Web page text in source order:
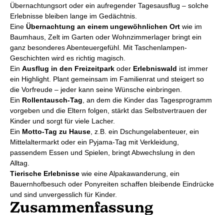
Übernachtungsort oder ein aufregender Tagesausflug – solche
Erlebnisse bleiben lange im Gedächtnis.
Eine Übernachtung an einem ungewöhnlichen Ort wie im
Baumhaus, Zelt im Garten oder Wohnzimmerlager bringt ein
ganz besonderes Abenteuergefühl. Mit Taschenlampen-
Geschichten wird es richtig magisch.
Ein Ausflug in den Freizeitpark oder Erlebniswald ist immer
ein Highlight. Plant gemeinsam im Familienrat und steigert so
die Vorfreude – jeder kann seine Wünsche einbringen.
Ein Rollentausch-Tag , an dem die Kinder das Tagesprogramm
vorgeben und die Eltern folgen, stärkt das Selbstvertrauen der
Kinder und sorgt für viele Lacher.
Ein Motto-Tag zu Hause , z.B. ein Dschungelabenteuer, ein
Mittelaltermarkt oder ein Pyjama-Tag mit Verkleidung,
passendem Essen und Spielen, bringt Abwechslung in den
Alltag.
Tierische Erlebnisse wie eine Alpakawanderung, ein
Bauernhofbesuch oder Ponyreiten schaffen bleibende Eindrücke
und sind unvergesslich für Kinder.
Zusammenfassung